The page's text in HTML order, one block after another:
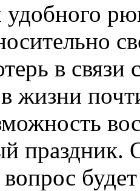
удобного
в
жизни
праздник.